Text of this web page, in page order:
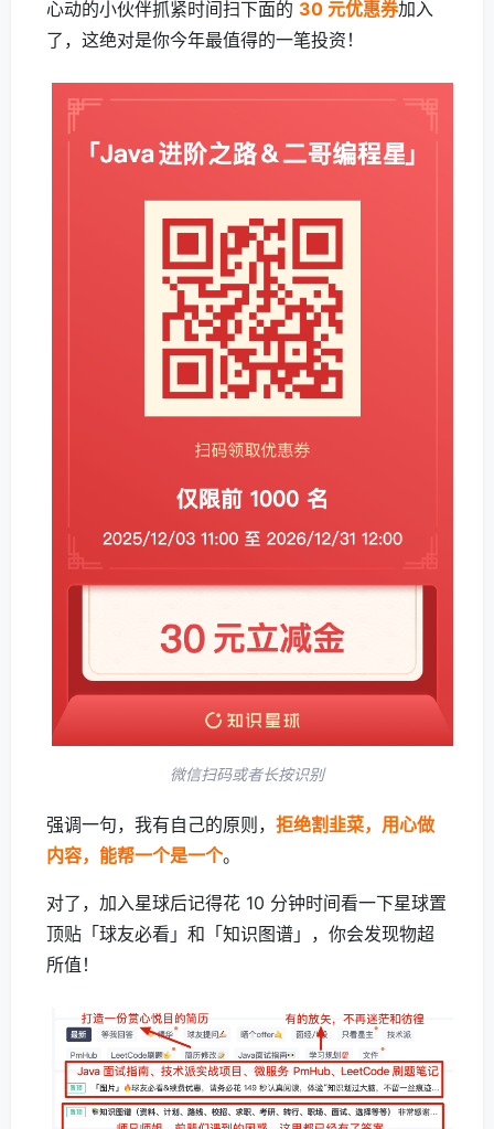
心动的小伙伴抓紧时间扫下面的 30 元优惠券加入
了，这绝对是你今年最值得的一笔投资！
微信扫码或者长按识别
强调一句，我有自己的原则， 拒绝割韭菜，用心做
内容，能帮一个是一个。
对了，加入星球后记得花 10 分钟时间看一下星球置
顶贴「球友必看」和「知识图谱」，你会发现物超
所值！